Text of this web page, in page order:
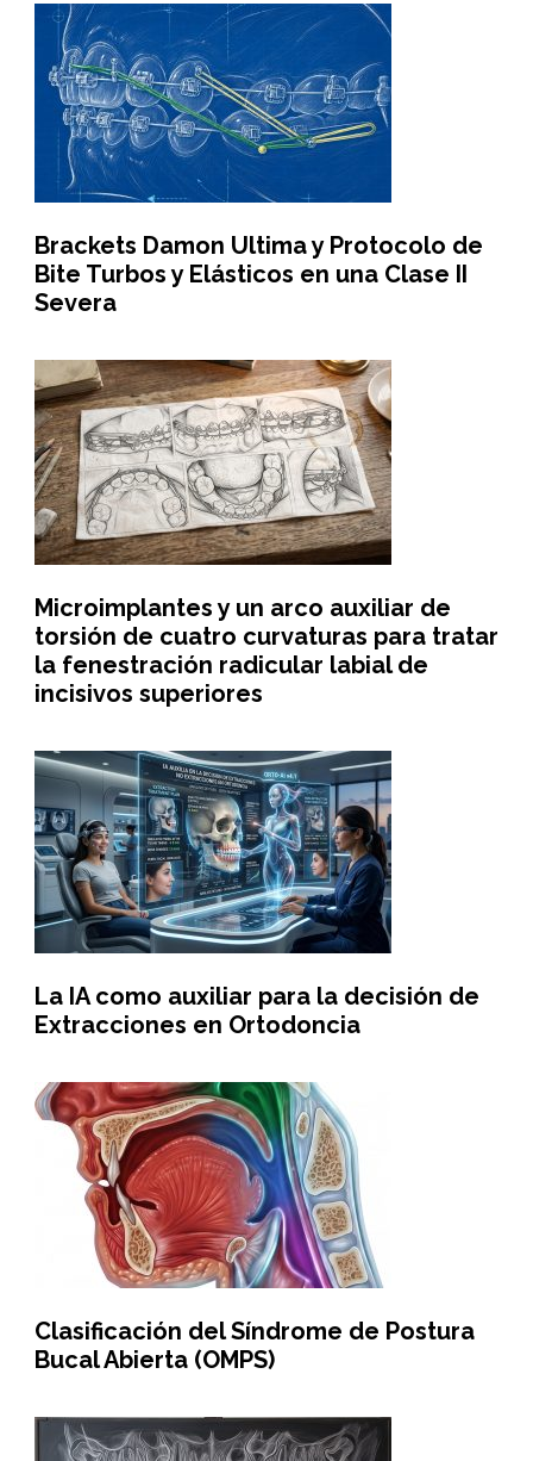
Brackets Damon Ultima y Protocolo de
Bite Turbos y Elásticos en una Clase II
Severa
Microimplantes y un arco auxiliar de
torsión de cuatro curvaturas para tratar
la fenestración radicular labial de
incisivos superiores
La IA como auxiliar para la decisión de
Extracciones en Ortodoncia
Clasificación del Síndrome de Postura
Bucal Abierta (OMPS)